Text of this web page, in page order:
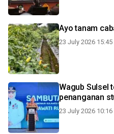
Ayo tanam
23 July 2026 15:45
Wagub Sulsel
penanganan
23 July 2026 10:16